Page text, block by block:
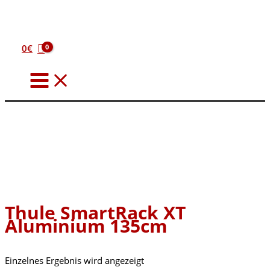
0€
Thule SmartRack XT
Aluminium 135cm
Einzelnes Ergebnis wird angezeigt